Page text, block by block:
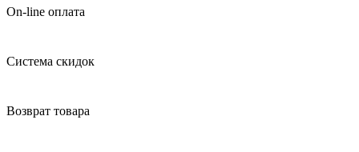
On-line оплата
Система скидок
Возврат товара